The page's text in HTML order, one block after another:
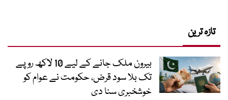
تازہ ترین
بیرون ملک جانے کے لیے 10 لاکھ روپے
تک بلا سود قرض، حکومت نے عوام کو
خوشخبری سنا دی